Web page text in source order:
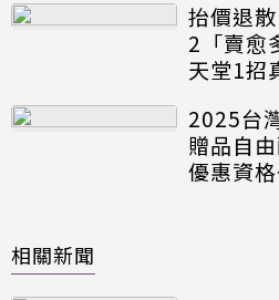
抬價退
2「賣愈
天堂1招
2025台
贈品自
優惠資
相關新聞